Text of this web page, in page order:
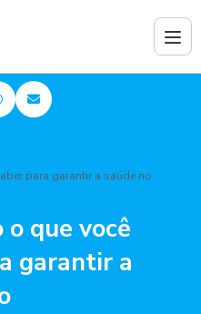
para garantir a saúde no
o que você
garantir a